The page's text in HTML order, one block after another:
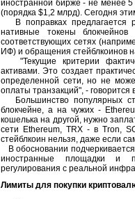
иностранной бирже - не менее
(порядка $1,2 млрд). Сегодня
В поправках предлагается
нативные токены
соответствующих сетях
ИФ) и обращения стейблкоинов
"Текущие критерии
активами. Это создает
определенной сети, но не
оплаты транзакций", - говорится
Большинство популярных
блокчейне, а на чужих -
кошелька на другой, нужно
сети Ethereum, TRX - в Tron,
стейблкоин нельзя, даже если
В обосновании
иностранные площадки и
регулирования с реальной
Лимиты для покупки